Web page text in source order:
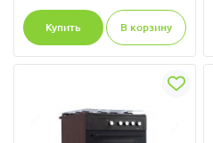
Купить В корзину